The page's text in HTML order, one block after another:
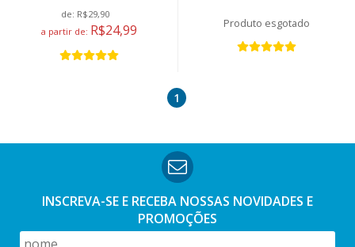
de: R$29,90
a partir de: R$24,99 esgotado
1
INSCREVA-SE E RECEBA NOSSAS NOVIDADES E
PROMOÇÕES